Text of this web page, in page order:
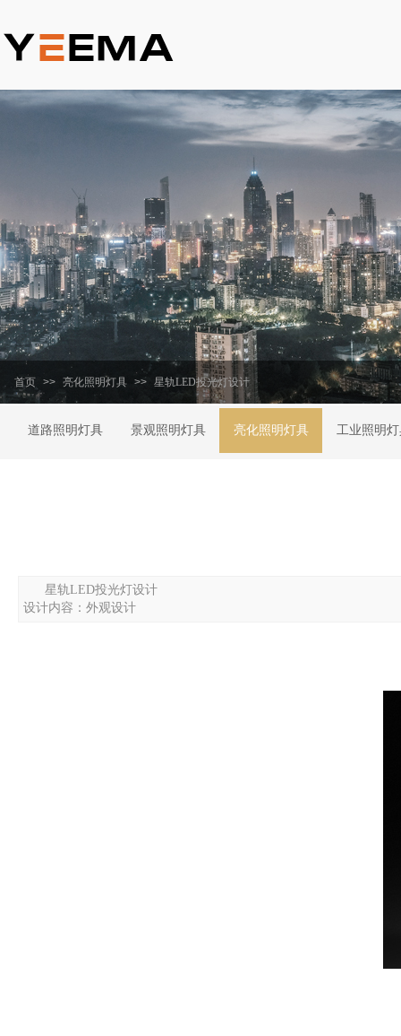
首页 >> 亮化照明灯具 >> 星轨LED投光灯设计
道路照明灯具 景观照明灯具 亮化照明灯具 工业照明灯
星轨LED投光灯设计
设计内容：外观设计